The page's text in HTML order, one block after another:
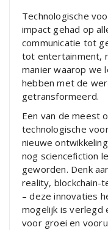
Technologische
impact gehad op
communicatie tot
tot entertainment,
manier waarop we
hebben met de
getransformeerd.
Een van de meest
technologische
nieuwe
nog sciencefiction
geworden. Denk
reality, blockchain-
– deze innovaties
mogelijk is verlegd
voor groei en